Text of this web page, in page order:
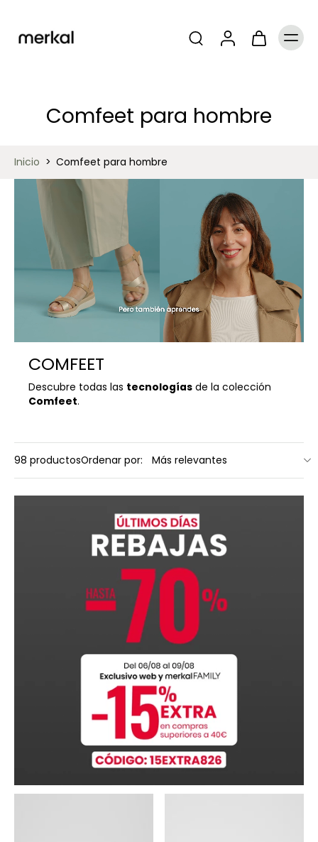
Comfeet para hombre
Inicio > Comfeet para hombre
COMFEET
Descubre todas las tecnologías de la colección
Comfeet.
98 productosOrdenar por: